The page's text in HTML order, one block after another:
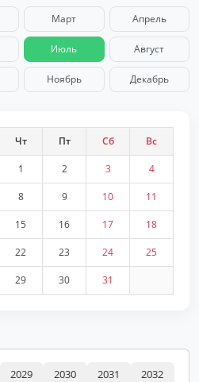
Март Апрель
Июль Август
Ноябрь Декабрь
Чт Пт Сб Вс
1 2 3 4
8 9 10 11
15 16 17 18
22 23 24 25
29 30 31
2029 2030 2031
2032